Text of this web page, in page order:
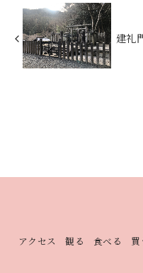
建礼
アクセス 観る 食べる 買